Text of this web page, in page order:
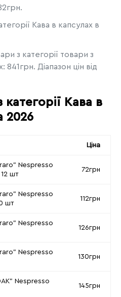
Кава в капсулах в
з категорії товари з
841грн. Діапазон цін від
категорії Кава в
2026
Ціна
Nespresso
шт
72грн
Nespresso
шт
112грн
Nespresso
126грн
Nespresso
130грн
Nespresso
145грн